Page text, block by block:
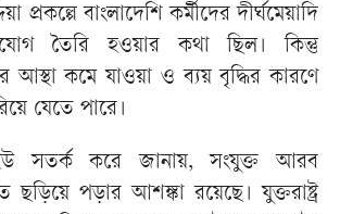
প্রকল্পে বাংলাদেশি কর্মীদের দীর্ঘমেয়াদি
সুযোগ তৈরি হওয়ার কথা ছিল। কিন্তু
আস্থা কমে যাওয়া ও ব্যয় বৃদ্ধির কারণে
যেতে পারে।
সতর্ক করে জানায়, সংযুক্ত আরব
ছড়িয়ে পড়ার আশঙ্কা রয়েছে। যুক্তরাষ্ট্র